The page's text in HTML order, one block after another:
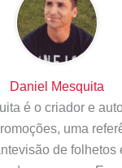
Daniel Mesquita
é o criador e
uma
de folhetos